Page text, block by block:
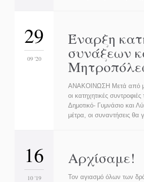
29
09 '20
Έναρξη
συνάξεων
ΑΝΑΚΟΙΝΩΣΗ Μετά από
οι κατηχητικές
Δημοτικό- Γυμνάσιο και
μέτρα, οι συναντήσεις θα
16
10 '19
Αρχίσαμε!
Τον αγιασμό όλων των